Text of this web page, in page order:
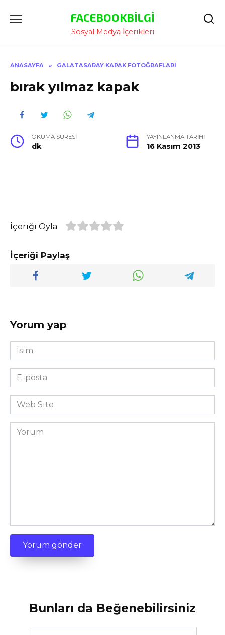
Atla
FACEBOOKBILGI
Sosyal Medya İçerikleri
ANASAYFA » GALATASARAY KAPAK FOTOĞRAFLARI
bırak yılmaz kapak
OKUMA SÜRESI
dk
YAYINLANMA TARIHI
16 Kasım 2013
İçeriği Oyla
İçeriği Paylaş
Yorum yap
İsim
*
E-
posta
*Web
Site
Yorum
Bunları da Beğenebilirsiniz